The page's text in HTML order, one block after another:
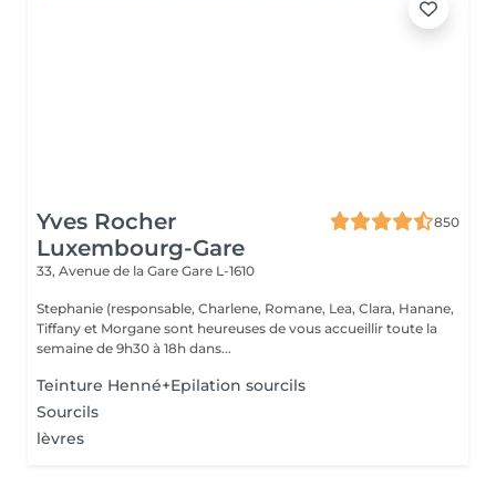
Yves Rocher
Luxembourg-Gare
850
33, Avenue de la Gare Gare L-1610
Stephanie (responsable, Charlene, Romane, Lea, Clara, Hanane,
Tiffany et Morgane sont heureuses de vous accueillir toute la
semaine de 9h30 à 18h dans...
Teinture Henné+Epilation sourcils
Sourcils
lèvres